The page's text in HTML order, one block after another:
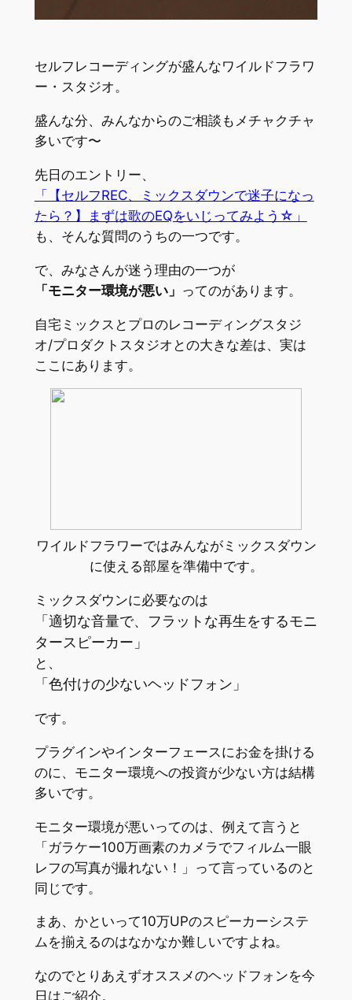
セルフレコーディングが盛んなワイルドフラワ
ー・スタジオ。
盛んな分、みんなからのご相談もメチャクチャ
多いです〜
先日のエントリー、
「【セルフREC、ミックスダウンで迷子になっ
たら？】まずは歌のEQをいじってみよう☆」
も、そんな質問のうちの一つです。
で、みなさんが迷う理由の一つが
「モニター環境が悪い」 ってのがあります。
自宅ミックスとプロのレコーディングスタジ
オ/プロダクトスタジオとの大きな差は、実は
ここにあります。
ワイルドフラワーではみんながミックスダウン
に使える部屋を準備中です。
ミックスダウンに必要なのは
「適切な音量で、フラットな再生をするモニ
タースピーカー」
と、
「色付けの少ないヘッドフォン」
です。
プラグインやインターフェースにお金を掛ける
のに、モニター環境への投資が少ない方は結構
多いです。
モニター環境が悪いってのは、例えて言うと
「ガラケー100万画素のカメラでフィルム一眼
レフの写真が撮れない！」って言っているのと
同じです。
まあ、かといって10万UPのスピーカーシステ
ムを揃えるのはなかなか難しいですよね。
なのでとりあえずオススメのヘッドフォンを今
日はご紹介。